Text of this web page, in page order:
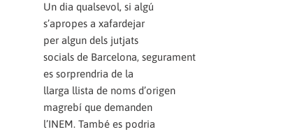
Un dia qualsevol, si algú
s’apropes a xafardejar
per algun dels jutjats
socials de Barcelona, segurament
es sorprendria de la
llarga llista de noms d’origen
magrebí que demanden
l’INEM. També es podria